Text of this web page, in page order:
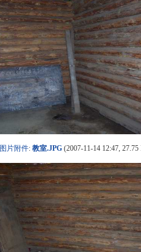
图片附件:教室.JPG (2007-11-14 12:47,